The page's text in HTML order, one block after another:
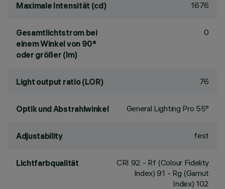
Maximale Intensität (cd) 1676
Gesamtlichtstrom bei
einem Winkel von 90°
oder größer (lm)
0
Light output ratio (LOR) 76
Optik und Abstrahlwinkel General Lighting Pro 55°
Adjustability fest
Lichtfarbqualität CRI 92 - Rf (Colour Fidelity
Index) 91 - Rg (Gamut
Index) 102